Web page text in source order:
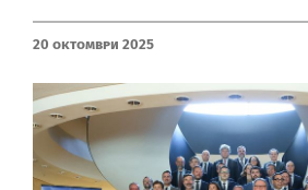
20 Октомври 2025